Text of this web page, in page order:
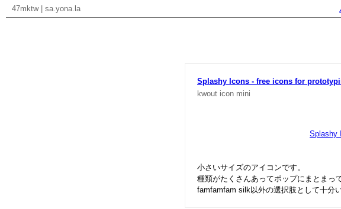
47mktw| sa.yona.la
Splashy Icons - free icons for
kwout icon mini
Splashy
小さいサイズのアイコンです。
種類がたくさんあってポップにまとまっ
famfamfam silk以外の選択肢として十分